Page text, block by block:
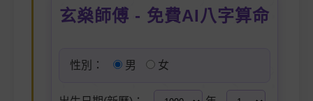
玄燊師傅 - 免費AI八字算命
性別： 男 女